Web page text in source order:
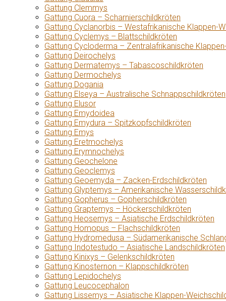
Gattung Clemmys
Gattung Cuora – Scharnierschildkröten
Gattung Cyclanorbis – Westafrikanische Klappen-
Gattung Cyclemys – Blattschildkröten
Gattung Cycloderma – Zentralafrikanische
Gattung Deirochelys
Gattung Dermatemys – Tabascoschildkröten
Gattung Dermochelys
Gattung Dogania
Gattung Elseya – Australische Schnappschildkröten
Gattung Elusor
Gattung Emydoidea
Gattung Emydura – Spitzkopfschildkröten
Gattung Emys
Gattung Eretmochelys
Gattung Erymnochelys
Gattung Geochelone
Gattung Geoclemys
Gattung Geoemyda – Zacken-Erdschildkröten
Gattung Glyptemys – Amerikanische
Gattung Gopherus – Gopherschildkröten
Gattung Graptemys – Höckerschildkröten
Gattung Heosemys – Asiatische Erdschildkröten
Gattung Homopus – Flachschildkröten
Gattung Hydromedusa – Südamerikanische
Gattung Indotestudo – Asiatische Landschildkröten
Gattung Kinixys – Gelenkschildkröten
Gattung Kinosternon – Klappschildkröten
Gattung Lepidochelys
Gattung Leucocephalon
Gattung Lissemys – Asiatische Klappen-